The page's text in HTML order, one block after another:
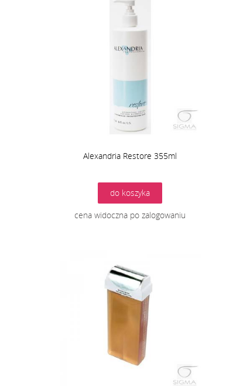
Alexandria Restore 355ml
do koszyka
cena widoczna po zalogowaniu